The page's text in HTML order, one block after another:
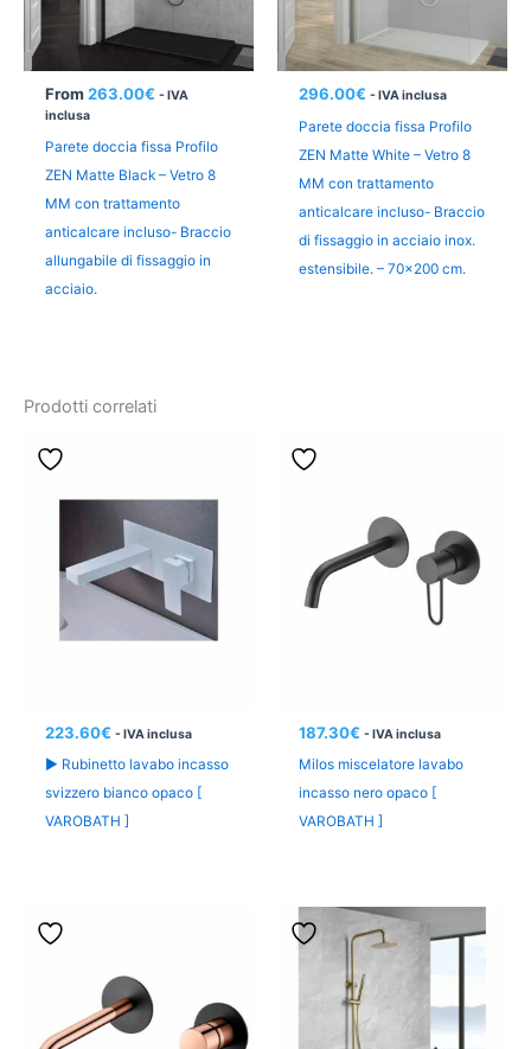
From 263.00€ - IVA
inclusa
Parete doccia fissa Profilo
ZEN Matte Black – Vetro 8
MM con trattamento
anticalcare incluso- Braccio
allungabile di fissaggio in
acciaio.
296.00€ - IVA inclusa
Parete doccia fissa Profilo
ZEN Matte White – Vetro 8
MM con trattamento
anticalcare incluso- Braccio
di fissaggio in acciaio inox.
estensibile. – 70×200 cm.
Prodotti correlati
223.60€ - IVA inclusa
► Rubinetto lavabo incasso
svizzero bianco opaco [
VAROBATH ]
187.30€ - IVA inclusa
Milos miscelatore lavabo
incasso nero opaco [
VAROBATH ]